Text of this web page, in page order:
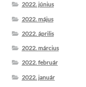
2022. június
2022. május
2022. április
2022. március
2022. február
2022. január